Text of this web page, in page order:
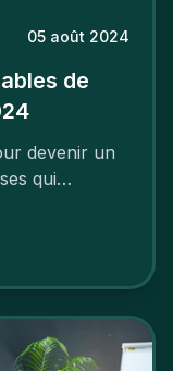
05 août 2024
de
devenir un
qui